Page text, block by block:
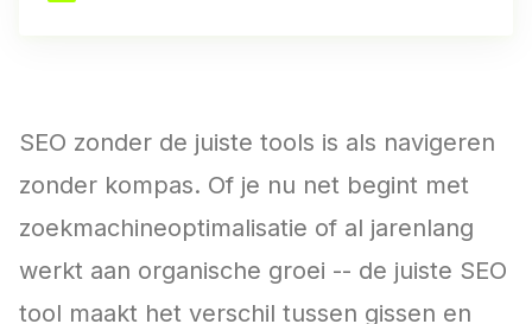
SEO zonder de juiste tools is als navigeren
zonder kompas. Of je nu net begint met
zoekmachineoptimalisatie of al jarenlang
werkt aan organische groei -- de juiste SEO
tool maakt het verschil tussen gissen en